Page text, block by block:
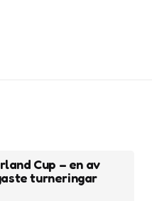
Cup – en av
turneringar